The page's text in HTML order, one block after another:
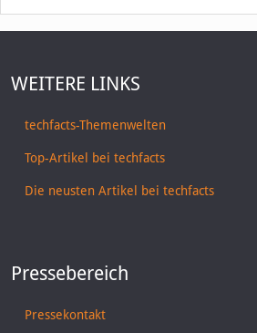
WEITERE LINKS
techfacts-Themenwelten
Top-Artikel bei techfacts
Die neusten Artikel bei techfacts
Pressebereich
Pressekontakt